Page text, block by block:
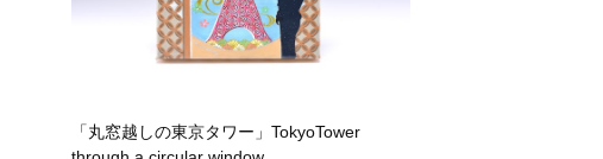
「丸窓越しの東京タワー」TokyoTower